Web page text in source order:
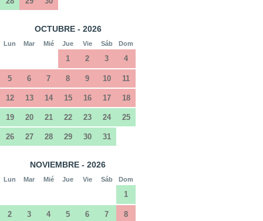
OCTUBRE - 2026
Lun Mar Mié Jue Vie Sáb Dom
1 2 3 4
5 6 7 8 9 10 11
12 13 14 15 16 17 18
19 20 21 22 23 24 25
26 27 28 29 30 31
NOVIEMBRE - 2026
Lun Mar Mié Jue Vie Sáb Dom
1
2 3 4 5 6 7 8